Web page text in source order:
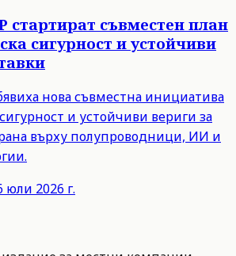
стартират съвместен план
сигурност и устойчиви
нова съвместна инициатива
и устойчиви вериги за
върху полупроводници, ИИ и
юли 2026 г.